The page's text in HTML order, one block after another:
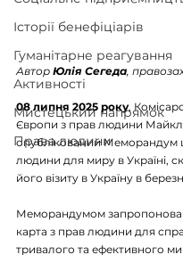
Історії бенефіціарів
Гуманітарне реагування
Активності
Мистецький напрямок
Права людини
Автор Юлія Сегеда,
08 липня 2025 року,
Європи з прав людини
опублікований Меморандум
людини для миру в Україні,
його візиту в Україну в
Меморандумом
карта з прав людини для
тривалого та ефективного